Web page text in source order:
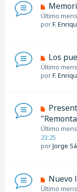
Último
porF.
Los
Último
porF.
Último
23:25
porJorge
Nuevo
Último